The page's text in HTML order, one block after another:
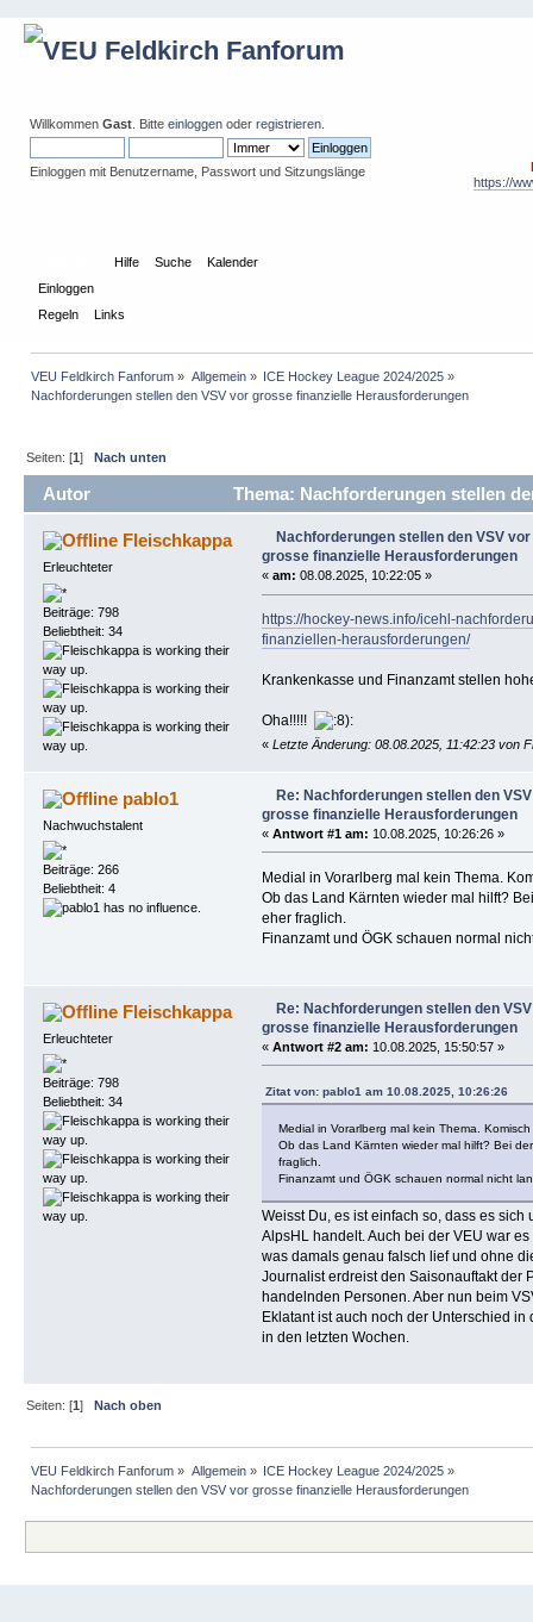
Willkommen Gast . Bitte einloggen oder registrieren
Einloggen mit Benutzername, Passwort und Sitzungslänge
https://
Hilfe Suche
Kalender
Einloggen
Regeln
Links
VEU Feldkirch Fanforum » Allgemein» ICE Hockey League 2024/2025»
Nachforderungen stellen den VSV vor grosse finanzielle Herausforderungen
Seiten: [1]Nach unten
Autor
Thema: Nachforderungen stellen
Herausforderungen (Gelesen 23170 mal)
Fleischkappa
Erleuchteter
Beiträge: 798
Beliebtheit: 34
Nachforderungen stellen den VSV vor
grosse finanzielle Herausforderungen
« am: 08.08.2025, 10:22:05 »
https://hockey-news.info/icehl-
finanziellen-herausforderungen/
Krankenkasse und Finanzamt stellen
Oha!!!!!
« Letzte Änderung: 08.08.2025, 11:42:23 von
pablo1
Nachwuchstalent
Beiträge: 266
Beliebtheit: 4
Re: Nachforderungen stellen den
grosse finanzielle Herausforderungen
« Antwort #1 am: 10.08.2025, 10:26:26 »
Medial in Vorarlberg mal kein Thema.
Ob das Land Kärnten wieder mal hilft?
eher fraglich.
Finanzamt und ÖGK schauen normal
Fleischkappa
Erleuchteter
Beiträge: 798
Beliebtheit: 34
Re: Nachforderungen stellen den
grosse finanzielle Herausforderungen
« Antwort #2 am: 10.08.2025, 15:50:57 »
Zitat von: pablo1 am 10.08.2025, 10:26:26
Medial in Vorarlberg mal kein Thema. Komisch
Ob das Land Kärnten wieder mal hilft? Bei
fraglich.
Finanzamt und ÖGK schauen normal nicht
Weisst Du, es ist einfach so, dass es
AlpsHL handelt. Auch bei der VEU war
was damals genau falsch lief und ohne
Journalist erdreist den Saisonauftakt der
handelnden Personen. Aber nun beim
Eklatant ist auch noch der Unterschied
in den letzten Wochen.
Seiten: [1]Nach oben
VEU Feldkirch Fanforum » Allgemein» ICE Hockey League 2024/2025»
Nachforderungen stellen den VSV vor grosse finanzielle Herausforderungen